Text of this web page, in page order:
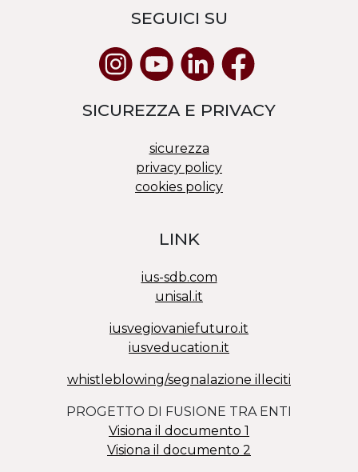
SEGUICI SU
SICUREZZA E PRIVACY
sicurezza
privacy policy
cookies policy
LINK
ius-sdb.com
unisal.it
iusvegiovaniefuturo.it
iusveducation.it
whistleblowing/segnalazione illeciti
PROGETTO DI FUSIONE TRA ENTI
Visiona il documento 1
Visiona il documento 2